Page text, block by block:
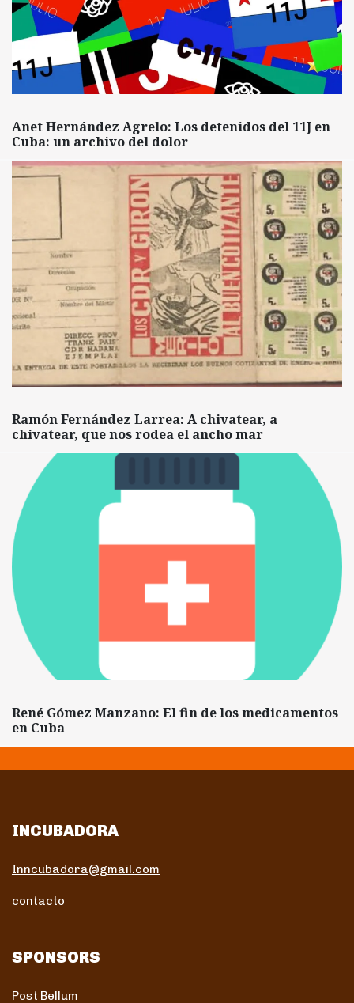
Anet Hernández Agrelo: Los detenidos del 11J en
Cuba: un archivo del dolor
Ramón Fernández Larrea: A chivatear, a
chivatear, que nos rodea el ancho mar
René Gómez Manzano: El fin de los medicamentos
en Cuba
INCUBADORA
Inncubadora@gmail.com
contacto
SPONSORS
Post Bellum